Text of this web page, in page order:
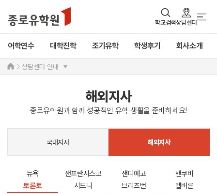
학교검색상담센터
어학연수 대학진학 조기유학 학생후기 회사소개
상담센터 안내
해외지사
종로유학원과 함께 성공적인 유학 생활을 준비하세요!
국내지사 해외지사
뉴욕 샌프란시스코 샌디에고
밴쿠버
토론토
시드니 브리즈번
멜버른